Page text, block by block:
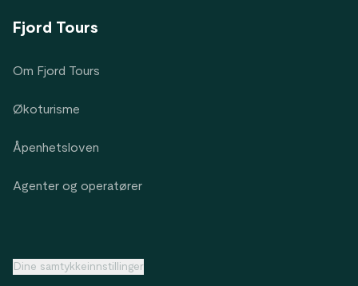
Fjord Tours
Om Fjord Tours
Økoturisme
Åpenhetsloven
Agenter og operatører
Dine samtykkeinnstillinger